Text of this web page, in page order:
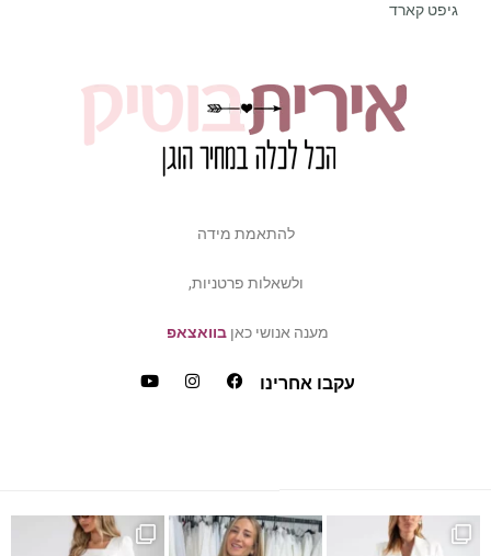
גיפט קארד
להתאמת מידה
ולשאלות פרטניות,
מענה אנושי כאןבוואצאפ
עקבו אחרינו
של פלאס סייז / מיד סכמה ביקשתן שהשמלה הזאת תחזו